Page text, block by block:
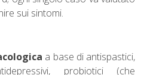
sui sintomi.
a base di antispastici,
probiotici (che